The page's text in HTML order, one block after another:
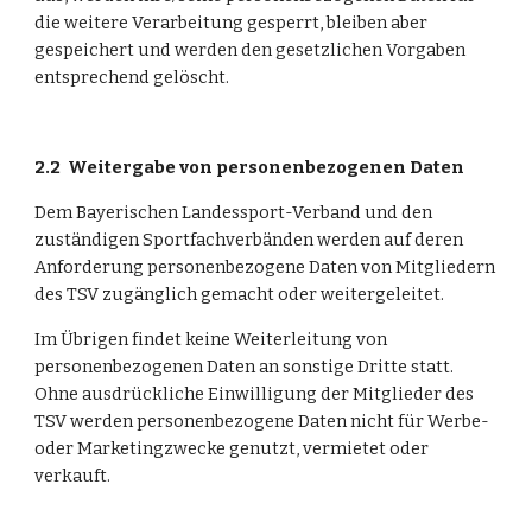
die weitere Verarbeitung gesperrt, bleiben aber
gespeichert und werden den gesetzlichen Vorgaben
entsprechend gelöscht.
2.2 Weitergabe von personenbezogenen Daten
Dem Bayerischen Landessport-Verband und den
zuständigen Sportfachverbänden werden auf deren
Anforderung personenbezogene Daten von Mitgliedern
des TSV zugänglich gemacht oder weitergeleitet.
Im Übrigen findet keine Weiterleitung von
personenbezogenen Daten an sonstige Dritte statt.
Ohne ausdrückliche Einwilligung der Mitglieder des
TSV werden personenbezogene Daten nicht für Werbe-
oder Marketingzwecke genutzt, vermietet oder
verkauft.